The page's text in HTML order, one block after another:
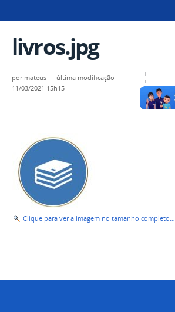
livros.jpg
por mateus — última modificação
11/03/2021 15h15
Clique para ver a imagem no tamanho completo…